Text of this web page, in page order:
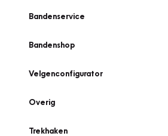
Bandenservice
Bandenshop
Velgenconfigurator
Overig
Trekhaken